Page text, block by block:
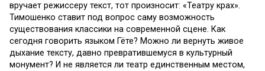
вручает режиссеру текст, тот произносит: «Театру крах».
Тимошенко ставит под вопрос саму возможность
существования классики на современной сцене. Как
сегодня говорить языком Гёте? Можно ли вернуть живое
дыхание тексту, давно превратившемуся в культурный
монумент? И не является ли театр единственным местом,